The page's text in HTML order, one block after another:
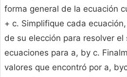
forma general de la ecuación
+ c. Simplifique cada
de su elección para resolver el
ecuaciones para a, by c.
valores que encontró por a,